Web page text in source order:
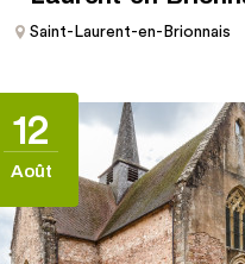
Saint-Laurent-en-Brionnais
12
Août